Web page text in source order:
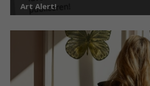
Art Alert!